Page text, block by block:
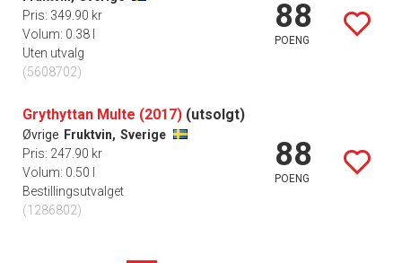
Pris: 349.90 kr
Volum: 0.38 l
Uten utvalg
(5608702)
88
POENG
Grythyttan Multe (2017) (utsolgt)
Øvrige Fruktvin, Sverige
Pris: 247.90 kr
Volum: 0.50 l
Bestillingsutvalget
(1286802)
88
POENG